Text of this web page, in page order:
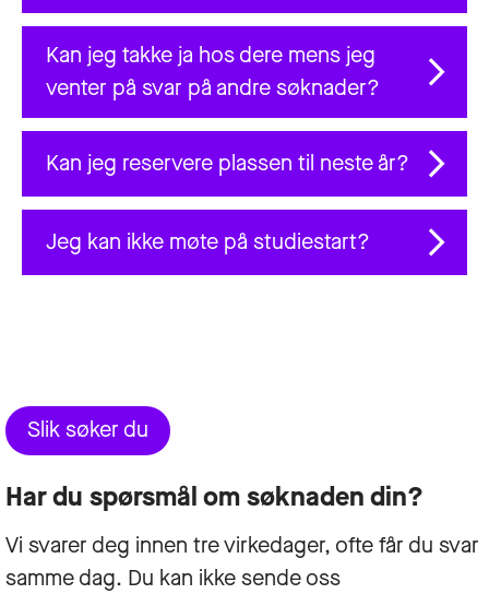
Kan jeg takke ja hos dere mens jeg
venter på svar på andre søknader?
Kan jeg reservere plassen til neste år?
Jeg kan ikke møte på studiestart?
Slik søker du
Har du spørsmål om søknaden din?
Vi svarer deg innen tre virkedager, ofte får du svar
samme dag. Du kan ikke sende oss